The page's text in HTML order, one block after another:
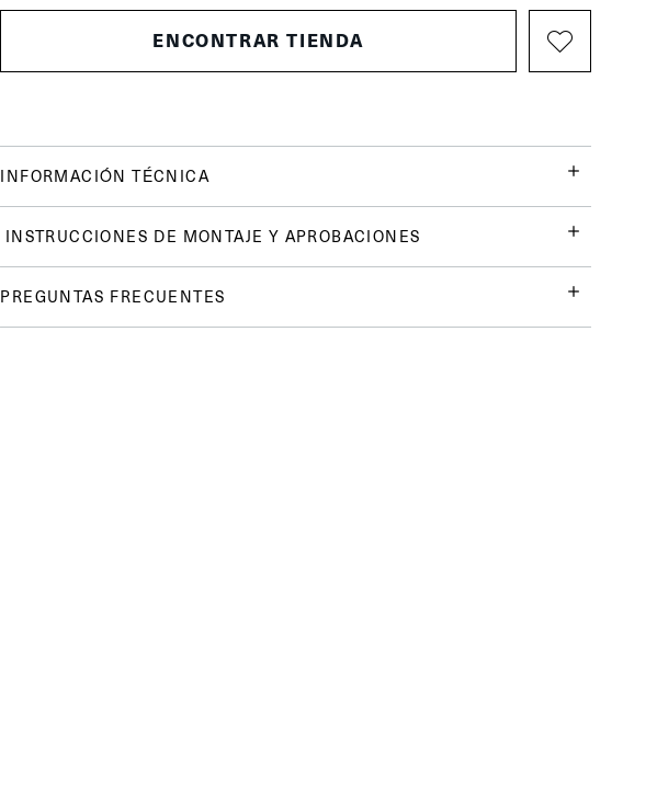
ENCONTRAR TIENDA
INFORMACIÓN TÉCNICA
INSTRUCCIONES DE MONTAJE Y APROBACIONES
PREGUNTAS FRECUENTES